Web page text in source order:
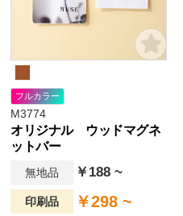
フルカラー
M3774
オリジナル ウッドマグネ
ットバー
無地品 ￥188 ~
印刷品 ￥298 ~